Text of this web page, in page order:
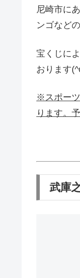
尼崎市に
ンゴなど
宝くじに
おります
※スポー
ります。
武庫